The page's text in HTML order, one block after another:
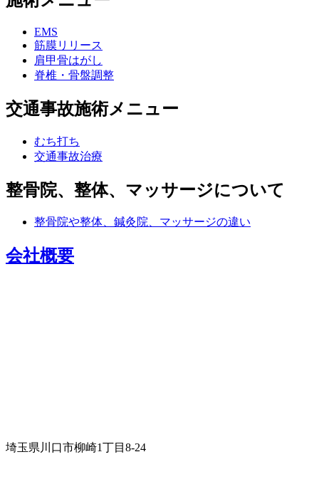
EMS
筋膜リリース
肩甲骨はがし
脊椎・骨盤調整
交通事故施術メニュー
むち打ち
交通事故治療
整骨院、整体、マッサージについて
整骨院や整体、鍼灸院、マッサージの違い
会社概要
埼玉県川口市柳崎1丁目8-24